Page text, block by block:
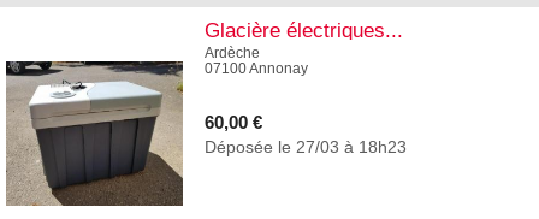
Glacière électriques...
Ardèche
07100 Annonay
60,00 €
Déposée le 27/03 à 18h23